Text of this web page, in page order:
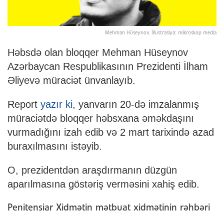
Mehman Hüseynov. İllustrasiya: mikroskop media
Həbsdə olan bloqqer Mehman Hüseynov
Azərbaycan Respublikasının Prezidenti İlham
Əliyevə müraciət ünvanlayıb.
Report yazır ki, yanvarın 20-də imzalanmış
müraciətdə bloqqer həbsxana əməkdaşını
vurmadığını izah edib və 2 mart tarixində azad
buraxılmasını istəyib.
O, prezidentdən araşdırmanın düzgün
aparılmasına göstəriş verməsini xahiş edib.
Penitensiar Xidmətin mətbuat xidmətinin rəhbəri